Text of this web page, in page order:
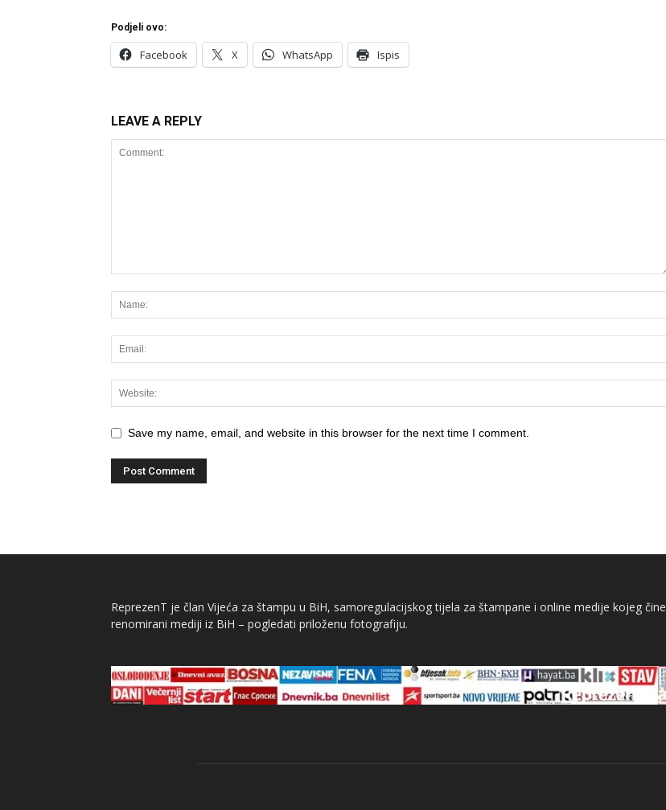
Podjeli ovo:
Facebook X WhatsApp Ispis
LEAVE A REPLY
Save my name, email, and website in this browser for the next time I comment.
ReprezenT je član Vijeća za štampu u BiH, samoregulacijskog tijela za štampane i online medije kojeg čine
renomirani mediji iz BiH – pogledati priloženu fotografiju.